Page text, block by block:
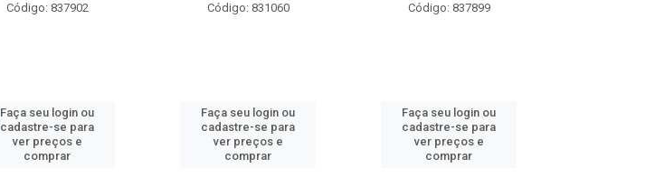
Código: 837902
Faça seu login ou
cadastre-se para
ver preços e
comprar
Código: 831060
Faça seu login ou
cadastre-se para
ver preços e
comprar
Código: 837899
Faça seu login ou
cadastre-se para
ver preços e
comprar